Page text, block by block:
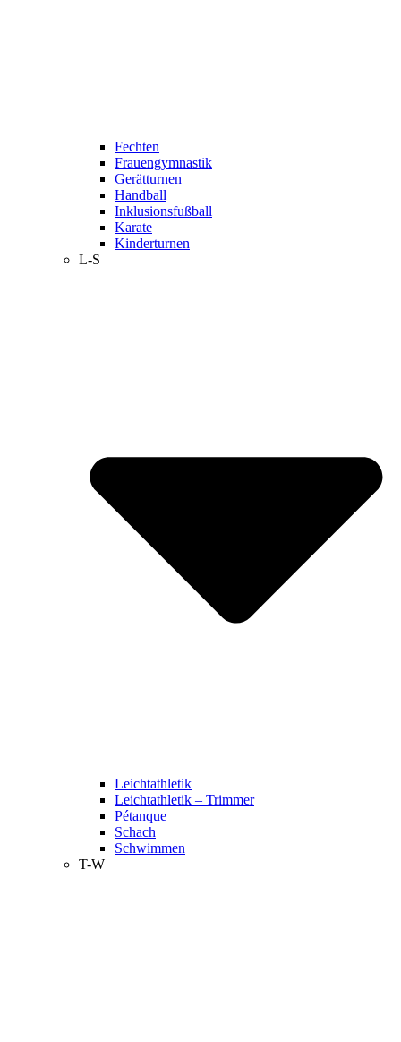
Fechten
Frauengymnastik
Gerätturnen
Handball
Inklusionsfußball
Karate
Kinderturnen
L-S
Leichtathletik
Leichtathletik – Trimmer
Pétanque
Schach
Schwimmen
T-W